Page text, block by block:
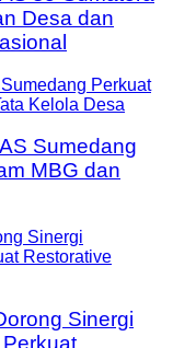
Desa dan
Sumedang
MBG dan
Sinergi